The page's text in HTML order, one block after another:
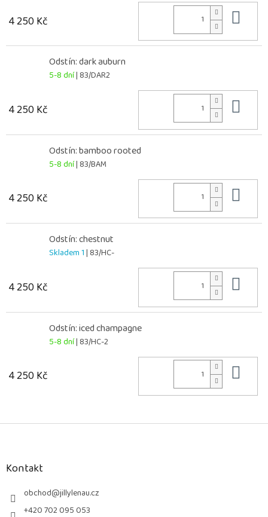
4 250 Kč
Odstín: dark auburn
5-8 dní| 83/DAR2
4 250 Kč
Odstín: bamboo rooted
5-8 dní| 83/BAM
4 250 Kč
Odstín: chestnut
Skladem 1| 83/HC-
4 250 Kč
Odstín: iced champagne
5-8 dní| 83/HC-2
4 250 Kč
Z
Kontakt
obchod@jillylenau.cz
+420 702 095 053